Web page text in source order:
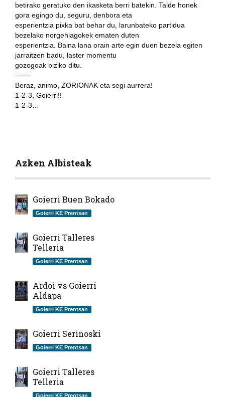
betirako geratuko den ikasketa berri batekin. Talde honek
gora egingo du, seguru, denbora eta
esperientzia pixka bat behar du, larunbateko partidua
bezelako norgehiagokek ematen duten
esperientzia. Baina lana orain arte egin duen bezela egiten
jarraitzen badu, laster momentu
gozogoak biziko ditu.
------
Beraz, animo, ZORIONAK eta segi aurrera!
1-2-3, Goierri!!
1-2-3…
Azken Albisteak
Goierri Buen Bokado
Goierri KE Prentsan
Goierri Talleres
Telleria
Goierri KE Prentsan
Ardoi vs Goierri
Aldapa
Goierri KE Prentsan
Goierri Serinoski
Goierri KE Prentsan
Goierri Talleres
Telleria
Goierri KE Prentsan